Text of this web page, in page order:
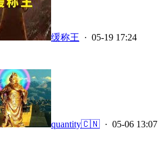
缓称王 · 05-19 17:24
quantity🇨🇳 · 05-06 13:07